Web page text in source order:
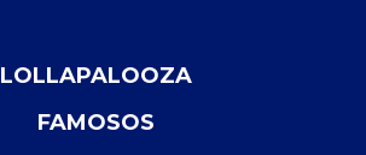
LOLLAPALOOZA
FAMOSOS